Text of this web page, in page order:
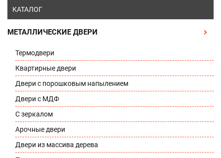
КАТАЛОГ
МЕТАЛЛИЧЕСКИЕ ДВЕРИ
Термодвери
Квартирные двери
Двери с порошковым напылением
Двери с МДФ
С зеркалом
Арочные двери
Двери из массива дерева